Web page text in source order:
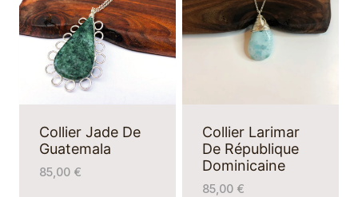
Collier Jade De
Guatemala
85,00 €
Collier Larimar
De République
Dominicaine
85,00 €